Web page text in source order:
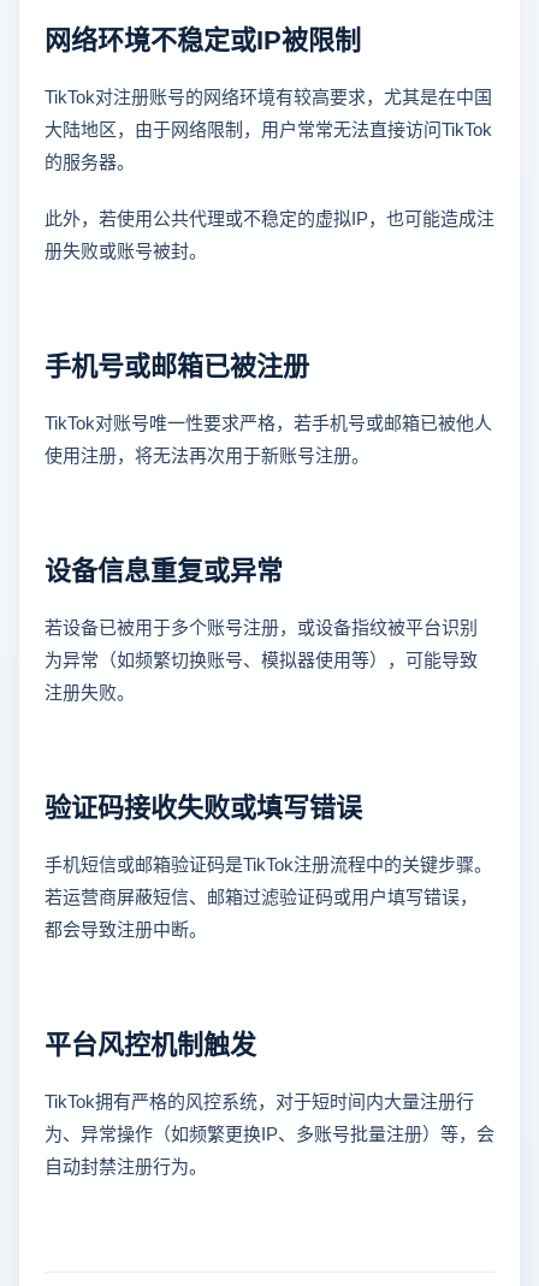
网络环境不稳定或IP被限制
TikTok对注册账号的网络环境有较高要求，尤其是在中国
大陆地区，由于网络限制，用户常常无法直接访问TikTok
的服务器。
此外，若使用公共代理或不稳定的虚拟IP，也可能造成注
册失败或账号被封。
手机号或邮箱已被注册
TikTok对账号唯一性要求严格，若手机号或邮箱已被他人
使用注册，将无法再次用于新账号注册。
设备信息重复或异常
若设备已被用于多个账号注册，或设备指纹被平台识别
为异常（如频繁切换账号、模拟器使用等），可能导致
注册失败。
验证码接收失败或填写错误
手机短信或邮箱验证码是TikTok注册流程中的关键步骤。
若运营商屏蔽短信、邮箱过滤验证码或用户填写错误，
都会导致注册中断。
平台风控机制触发
TikTok拥有严格的风控系统，对于短时间内大量注册行
为、异常操作（如频繁更换IP、多账号批量注册）等，会
自动封禁注册行为。